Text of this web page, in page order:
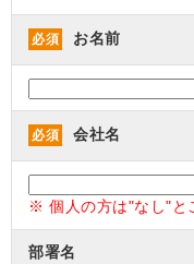
必須 お名前
必須 会社名
※ 個人の方は"なし"と
部署名